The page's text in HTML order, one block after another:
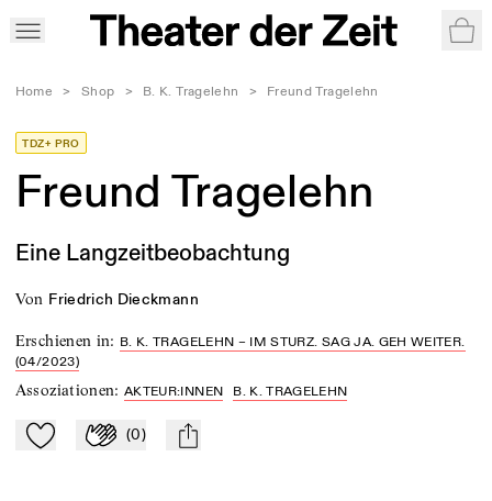
Home > Shop > B. K. Tragelehn > Freund Tragelehn
TDZ+ PRO
Freund Tragelehn
Eine Langzeitbeobachtung
von Friedrich Dieckmann
Erschienen in: B. K. TRAGELEHN – IM STURZ. SAG JA. GEH WEITER.
(04/2023)
Assoziationen:AKTEUR:INNEN B. K. TRAGELEHN
Zu Mein-TdZ hinzufügen
Applaudieren
(0) mail